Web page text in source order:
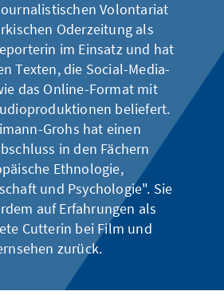
Volontariat
Oderzeitung als
im Einsatz und hat
Texten, die Social-Media-
das Online-Format mit
beliefert.
Grohs hat einen
in den Fächern
Ethnologie,
und Psychologie". Sie
auf Erfahrungen als
Cutterin bei Film und
zurück.